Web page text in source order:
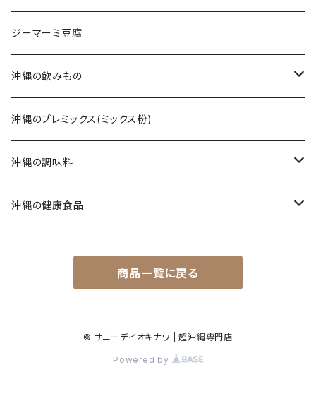
軟骨ソーキ
てびち(豚足)
じゅーしぃ(沖縄の炊き込みご飯)
タコライス
コンビーフ
ミックスセット
沖縄そばだし
三枚肉そば(ラフテー)
ソーキそば
てびちそば
ミックスそば
純黒糖
黒糖ナッツ
黒糖菓子
黒糖(その他)
ジーマーミ豆腐
沖縄の飲みもの
さんぴん茶
シークヮーサー
ウコン茶
沖縄のプレミックス(ミックス粉)
沖縄の調味料
唐辛子
沖縄の健康食品
春ウコン + 紫ウコン
商品一覧に戻る
© サニーデイオキナワ | 超沖縄専門店
Powered by